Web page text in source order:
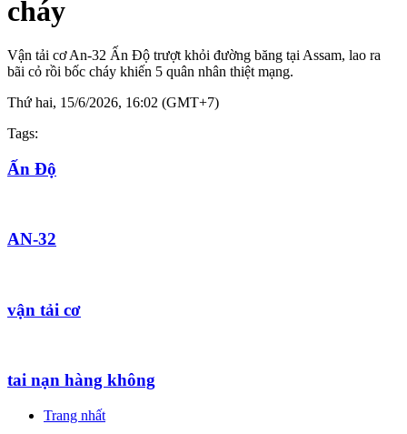
cháy
Vận tải cơ An-32 Ấn Độ trượt khỏi đường băng tại Assam, lao ra
bãi cỏ rồi bốc cháy khiến 5 quân nhân thiệt mạng.
Thứ hai, 15/6/2026, 16:02 (GMT+7)
Tags:
Ấn Độ
AN-32
vận tải cơ
tai nạn hàng không
Trang nhất